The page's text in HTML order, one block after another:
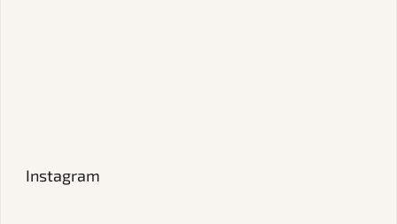
Instagram